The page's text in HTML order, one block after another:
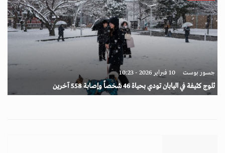
جسور بوست 10 فبراير 2026 - 10:23
ثلوج كثيفة في اليابان تودي بحياة 46 شخصاً وإصابة 558 آخرين